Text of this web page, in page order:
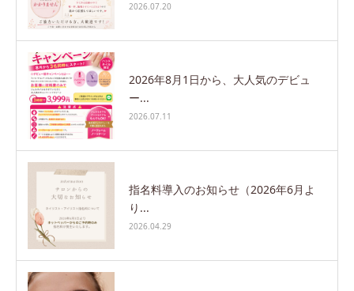
2026.07.20
2026年8月1日から、大人気のデビュ
ー...
2026.07.11
指名料導入のお知らせ（2026年6月よ
り...
2026.04.29